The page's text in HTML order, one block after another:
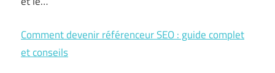
Comment devenir référenceur SEO : guide complet
et conseils